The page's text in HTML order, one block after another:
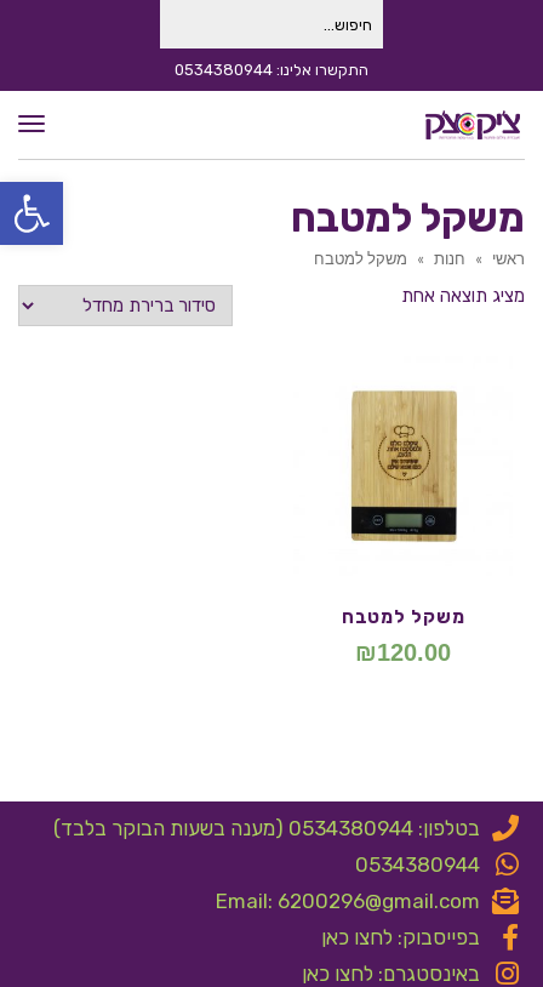
פתח
עבור: התקשרו אלינו: 0534380944
משקל למטבח
ראשי » חנות » משקל למטבח
מציג תוצאה אחת
משקל למטבח
₪120.00
בטלפון: 0534380944 (מענה בשעות הבוקר בלבד)
0534380944
Email: 6200296@gmail.com
בפייסבוק: לחצו כאן
באינסטגרם: לחצו כאן